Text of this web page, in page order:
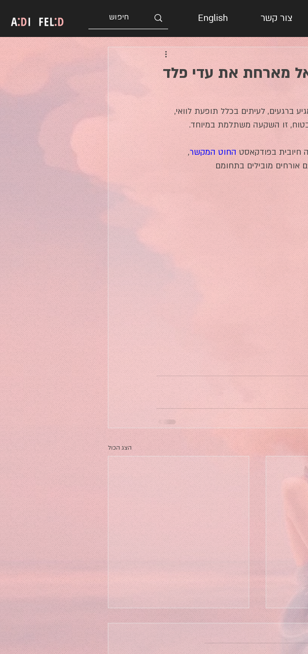
צור קשר English
מארחת את עדי פלד
ברגעים, לעיתים בכלל תופעת לוואי,
זו השקעה משתלמת במיוחד.
חיובית בפודקאסט החוט המקשר,
אורחים מובילים בתחומם
הצג הכול
-
פודקאסט 83 עם אילנה רוגל על
אחריות כצו השעה